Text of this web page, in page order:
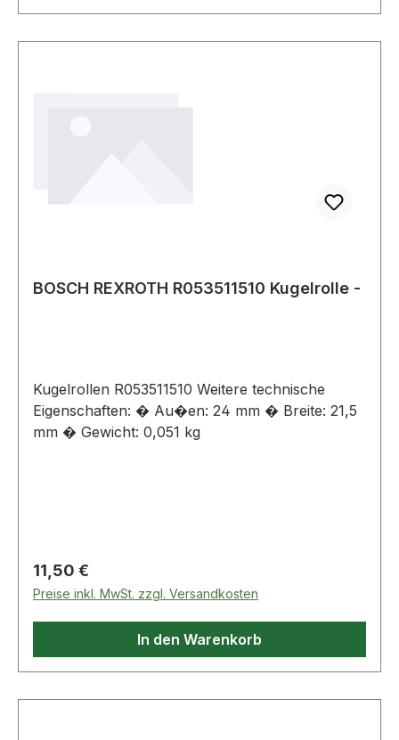
BOSCH REXROTH R053511510 Kugelrolle -
Kugelrollen R053511510 Weitere technische
Eigenschaften: � Au�en: 24 mm � Breite: 21,5
mm � Gewicht: 0,051 kg
Regulärer Preis:
11,50 €
Preise inkl. MwSt. zzgl. Versandkosten
In den Warenkorb